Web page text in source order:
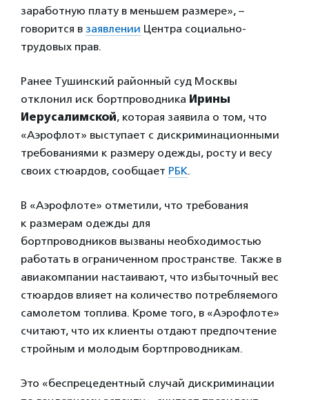
заработную плату в меньшем размере», –
говорится в заявлении Центра социально-
трудовых прав.
Ранее Тушинский районный суд Москвы
отклонил иск бортпроводника Ирины
Иерусалимской, которая заявила о том, что
«Аэрофлот» выступает с дискриминационными
требованиями к размеру одежды, росту и весу
своих стюардов, сообщает РБК.
В «Аэрофлоте» отметили, что требования
к размерам одежды для
бортпроводников вызваны необходимостью
работать в ограниченном пространстве. Также в
авиакомпании настаивают, что избыточный вес
стюардов влияет на количество потребляемого
самолетом топлива. Кроме того, в «Аэрофлоте»
считают, что их клиенты отдают предпочтение
стройным и молодым бортпроводникам.
Это «беспрецедентный случай дискриминации